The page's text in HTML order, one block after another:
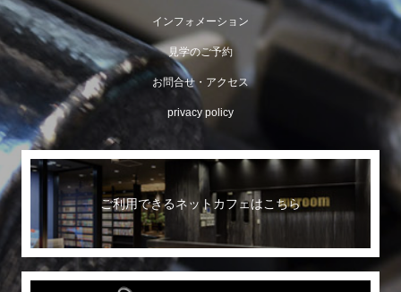
インフォメーション
見学のご予約
お問合せ・アクセス
privacy policy
ご利用できるネットカフェはこちら